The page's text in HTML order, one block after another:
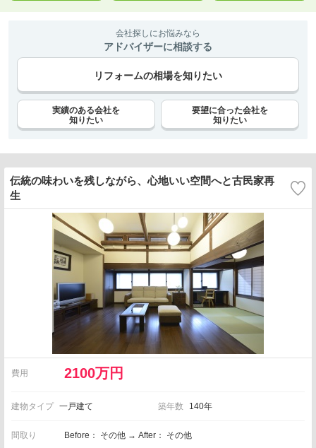
会社探しにお悩みなら
アドバイザーに相談する
リフォームの相場を知りたい
実績のある会社を
知りたい
要望に合った会社を
知りたい
伝統の味わいを残しながら、心地いい空間へと古民家再
生
費用 2100万円
建物タイプ 一戸建て 築年数 140年
間取り Before： その他 → After： その他